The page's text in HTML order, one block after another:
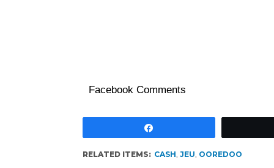
Facebook Comments
RELATED ITEMS: CASH, JEU, OOREDOO